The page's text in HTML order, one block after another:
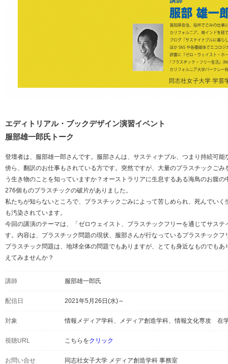
エディトリアル・ブックデザイン演習イベント
服部雄一郎氏トーク
登壇者は、服部雄一郎さんです。服部さんは、サスティナブル、つまり持続可能
傍ら、翻訳のお仕事もされている方です。突然ですが、大量のプラスチックごみ
う生き物のことを知っていますか？オーストラリアに生息するある海鳥のお腹
276個ものプラスチックの破片がありました。
私たちが知らないところで、プラスチックごみによって苦しめられ、死んでいく
も汚染されています。
今回の講演のテーマは、「ゼロウェイスト、プラスチックフリーを通じてサステ
す。内容は、プラスチック問題の現状、服部さんが行なっているプラスチックフ
プラスチック問題は、地球全体の問題でもありますが、とても身近なものでも
えてみませんか？
講師 服部雄一郎氏
配信日 2021年5月26日(水)～
対象 情報メディア学科、メディア創造学科、情報文化専攻 在
視聴URL こちらをクリック
お問い合せ 同志社女子大学 メディア創造学科 事務室